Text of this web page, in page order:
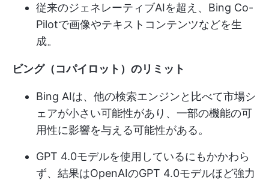
従来のジェネレーティブAIを超え、Bing Co-
Pilotで画像やテキストコンテンツなどを生
成。
ビング（コパイロット）のリミット
Bing AIは、他の検索エンジンと比べて市場シ
ェアが小さい可能性があり、一部の機能の可
用性に影響を与える可能性がある。
GPT 4.0モデルを使用しているにもかかわら
ず、結果はOpenAIのGPT 4.0モデルほど強力